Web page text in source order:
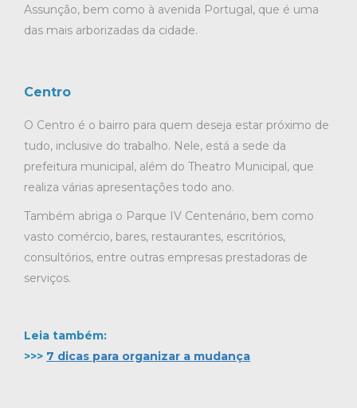
Assunção, bem como à avenida Portugal, que é uma
das mais arborizadas da cidade.
Centro
O Centro é o bairro para quem deseja estar próximo de
tudo, inclusive do trabalho. Nele, está a sede da
prefeitura municipal, além do Theatro Municipal, que
realiza várias apresentações todo ano.
Também abriga o Parque IV Centenário, bem como
vasto comércio, bares, restaurantes, escritórios,
consultórios, entre outras empresas prestadoras de
serviços.
Leia também:
>>> 7 dicas para organizar a mudança